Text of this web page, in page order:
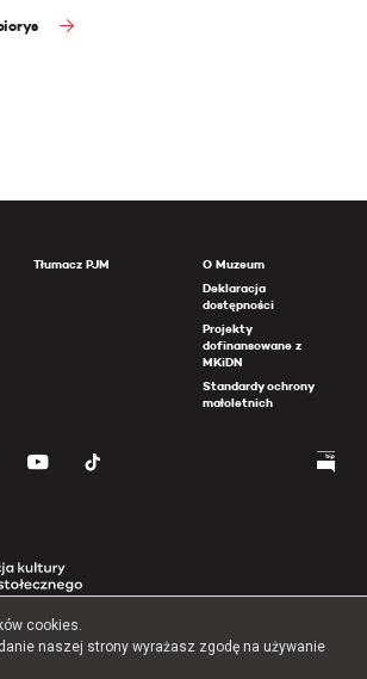
Tłumacz PJM
O Muzeum
Deklaracja
dostępności
Projekty
dofinansowane z
MKiDN
Standardy ochrony
małoletnich
cookies.
naszej strony wyrażasz zgodę na używanie